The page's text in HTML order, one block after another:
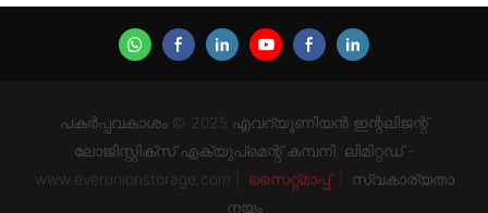
പകർപ്പവകാശം © 2025 എവറ്യൂണിയൻ ഇന്റലിജന്റ്
ലോജിസ്റ്റിക്സ് എക്യുപ്‌മെന്റ് കമ്പനി, ലിമിറ്റഡ് -
www.everunionstorage.com |
സൈറ്റ്മാപ്പ്
സ്വകാര്യതാ
നയം